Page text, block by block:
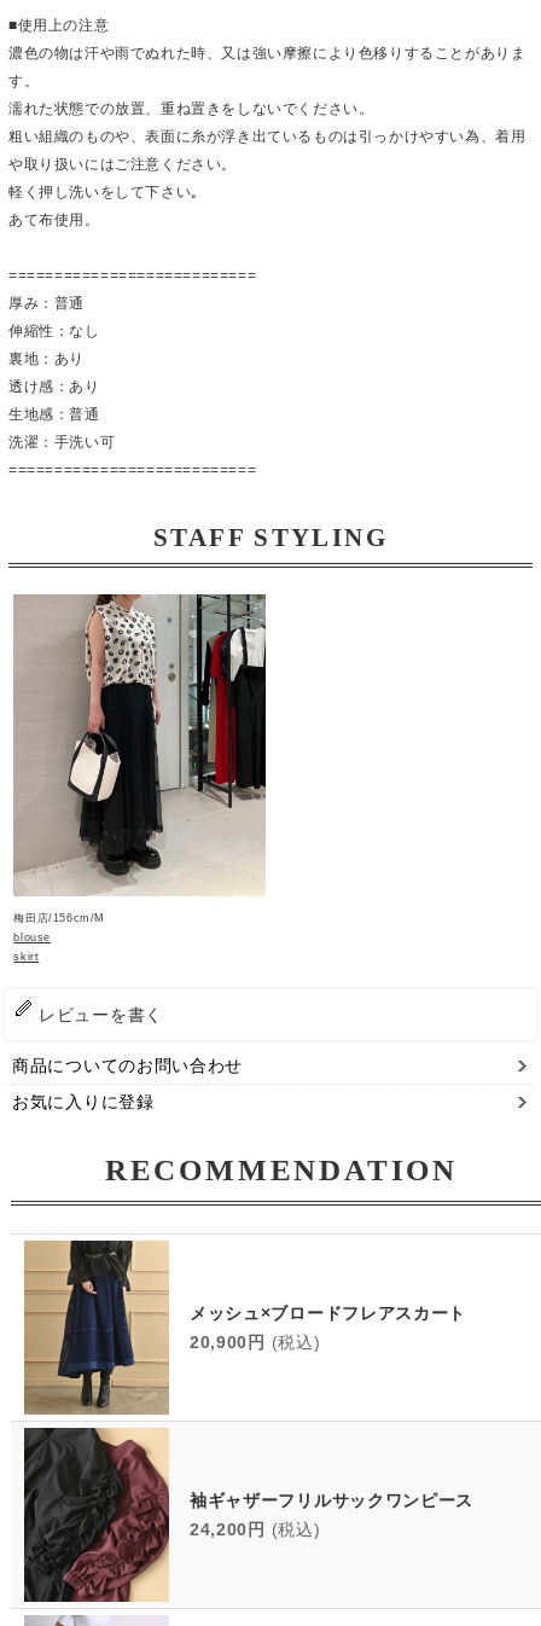
■使用上の注意
濃色の物は汗や雨でぬれた時、又は強い摩擦により色移りすることがありま
す。
濡れた状態での放置、重ね置きをしないでください。
粗い組織のものや、表面に糸が浮き出ているものは引っかけやすい為、着用
や取り扱いにはご注意ください。
軽く押し洗いをして下さい｡
あて布使用。
===========================
厚み：普通
伸縮性：なし
裏地：あり
透け感：あり
生地感：普通
洗濯：手洗い可
===========================
STAFF STYLING
梅田店/156cm/M
blouse
skirt
レビューを書く
商品についてのお問い合わせ
お気に入りに登録
RECOMMENDATION
メッシュ×ブロードフレアスカート
20,900円 (税込)
袖ギャザーフリルサックワンピース
24,200円 (税込)